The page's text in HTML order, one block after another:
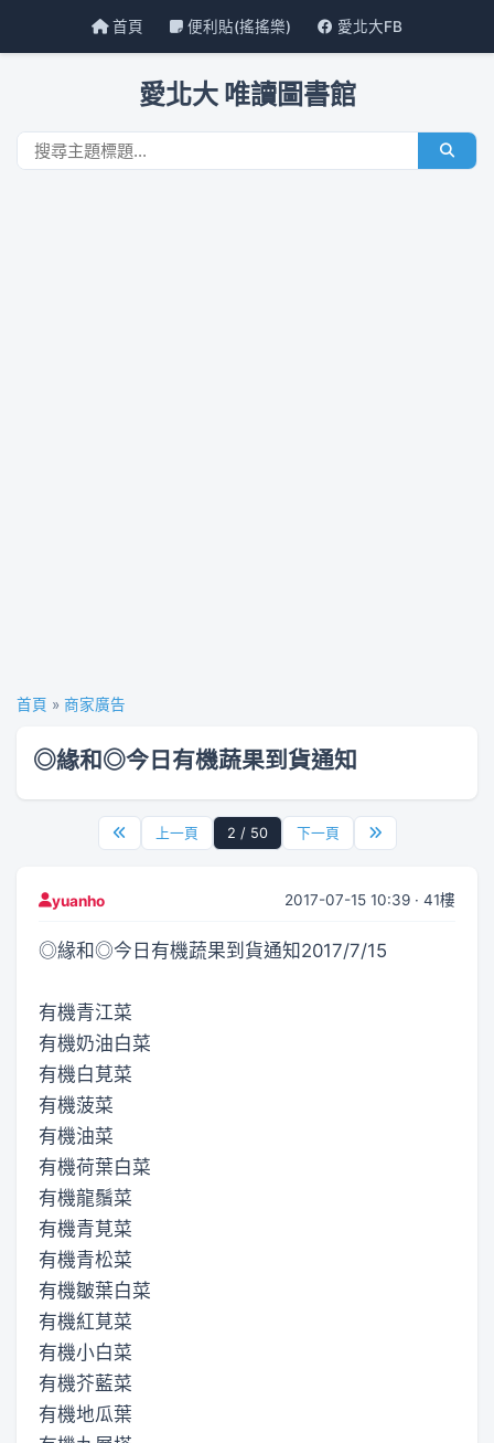
首頁 便利貼(搖搖樂) 愛北大FB
愛北大 唯讀圖書館
首頁 » 商家廣告
◎緣和◎今日有機蔬果到貨通知
上一頁 2 / 50 下一頁
yuanho 2017-07-15 10:39 · 41樓
◎緣和◎今日有機蔬果到貨通知2017/7/15
有機青江菜
有機奶油白菜
有機白莧菜
有機菠菜
有機油菜
有機荷葉白菜
有機龍鬚菜
有機青莧菜
有機青松菜
有機皺葉白菜
有機紅莧菜
有機小白菜
有機芥藍菜
有機地瓜葉